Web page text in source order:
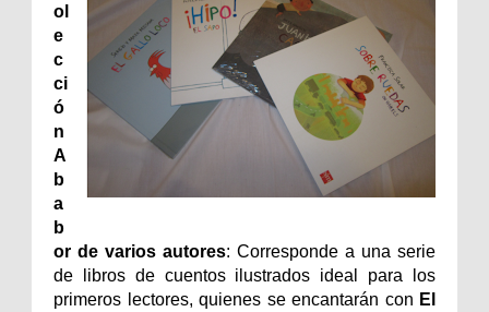
ol
e
c
ci
ó
n
A
b
a
b
or de varios autores: Corresponde a una serie
de libros de cuentos ilustrados ideal para los
primeros lectores, quienes se encantarán con El